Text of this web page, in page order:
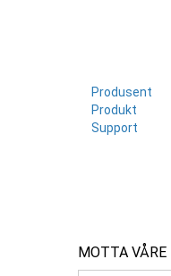
Produsent
Produkt
Support
MOTTA VÅRE